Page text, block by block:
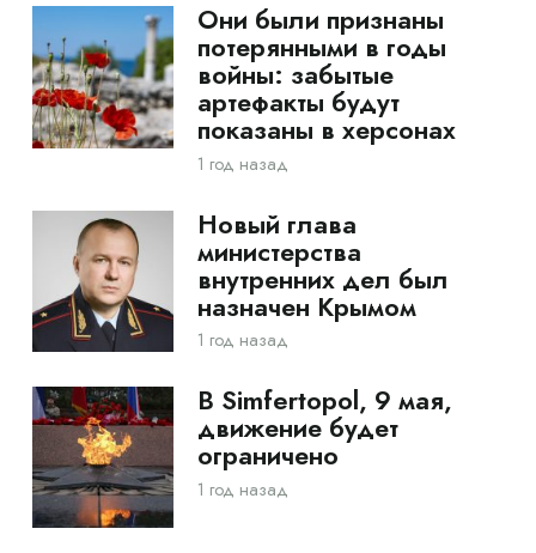
Они были признаны
потерянными в годы
войны: забытые
артефакты будут
показаны в херсонах
1 год назад
Новый глава
министерства
внутренних дел был
назначен Крымом
1 год назад
В Simfertopol, 9 мая,
движение будет
ограничено
1 год назад